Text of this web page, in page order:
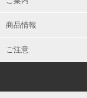
商品情報
ご注意